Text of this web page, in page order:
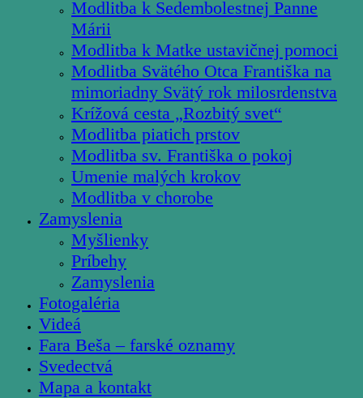
Modlitba k Sedembolestnej Panne
Márii
Modlitba k Matke ustavičnej pomoci
Modlitba Svätého Otca Františka na
mimoriadny Svätý rok milosrdenstva
Krížová cesta „Rozbitý svet“
Modlitba piatich prstov
Modlitba sv. Františka o pokoj
Umenie malých krokov
Modlitba v chorobe
Zamyslenia
Myšlienky
Príbehy
Zamyslenia
Fotogaléria
Videá
Fara Beša – farské oznamy
Svedectvá
Mapa a kontakt